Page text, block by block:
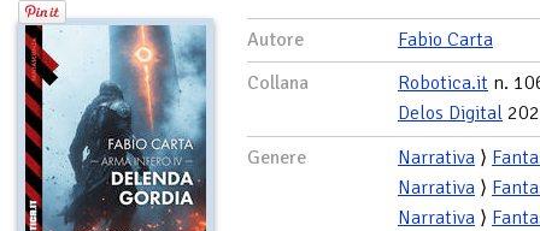
Autore
Fabio Carta
Collana
Robotica.it n.
Delos Digital
Genere
Narrativa ⟩
Narrativa ⟩
Narrativa ⟩